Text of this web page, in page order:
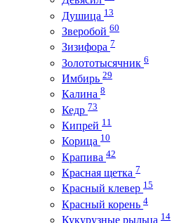
Душица 13
Зверобой 60
Зизифора 7
Золототысячник 6
Имбирь 29
Калина 8
Кедр 73
Кипрей 11
Корица 10
Крапива 42
Красная щетка 7
Красный клевер 15
Красный корень 4
Кукурузные рыльца 14